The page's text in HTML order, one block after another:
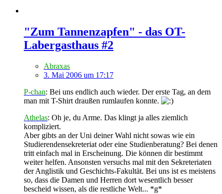
"Zum Tannenzapfen" - das OT-
Labergasthaus #2
Abraxas
3. Mai 2006 um 17:17
P-chan: Bei uns endlich auch wieder. Der erste Tag, an dem
man mit T-Shirt draußen rumlaufen konnte.
Athelas: Oh je, du Arme. Das klingt ja alles ziemlich
kompliziert.
Aber gibts an der Uni deiner Wahl nicht sowas wie ein
Studierendensekreteriat oder eine Studienberatung? Bei denen
tritt einfach mal in Erscheinung. Die können dir bestimmt
weiter helfen. Ansonsten versuchs mal mit den Sekreteriaten
der Anglistik und Geschichts-Fakultät. Bei uns ist es meistens
so, dass die Damen und Herren dort wesentlich besser
bescheid wissen, als die restliche Welt... *g*